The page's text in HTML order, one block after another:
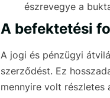
észrevegye a
A befektetési
A jogi és pénzügyi
szerződést. Ez
mennyire volt részletes